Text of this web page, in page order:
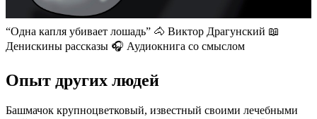
“Одна капля убивает лошадь” 🐴 Виктор Драгунский 📖
Денискины рассказы 🎧 Аудиокнига со смыслом
Опыт других людей
Башмачок крупноцветковый, известный своими лечебными